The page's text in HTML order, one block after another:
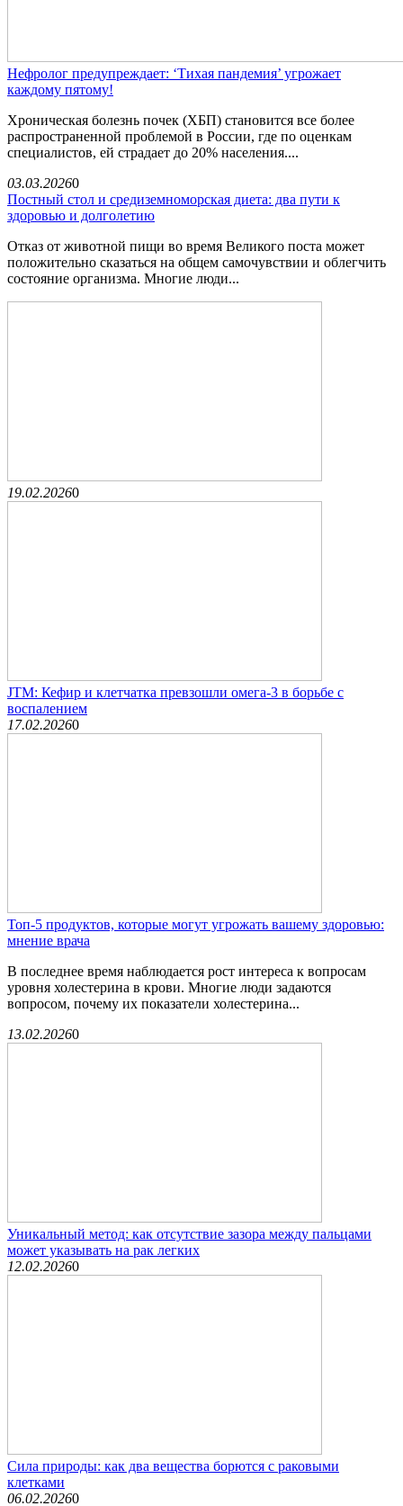
Нефролог предупреждает: ‘Тихая пандемия’ угрожает
каждому пятому!
Хроническая болезнь почек (ХБП) становится все более
распространенной проблемой в России, где по оценкам
специалистов, ей страдает до 20% населения....
03.03.20260
Постный стол и средиземноморская диета: два пути к
здоровью и долголетию
Отказ от животной пищи во время Великого поста может
положительно сказаться на общем самочувствии и облегчить
состояние организма. Многие люди...
19.02.20260
JTM: Кефир и клетчатка превзошли омега-3 в борьбе с
воспалением
17.02.20260
Топ-5 продуктов, которые могут угрожать вашему здоровью:
мнение врача
В последнее время наблюдается рост интереса к вопросам
уровня холестерина в крови. Многие люди задаются
вопросом, почему их показатели холестерина...
13.02.20260
Уникальный метод: как отсутствие зазора между пальцами
может указывать на рак легких
12.02.20260
Сила природы: как два вещества борются с раковыми
клетками
06.02.20260